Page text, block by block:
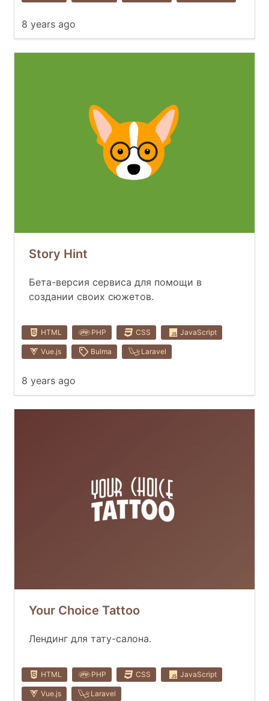
8 years ago
Story Hint
Бета-версия сервиса для помощи в
создании своих сюжетов.
HTML PHP CSS JavaScript
Vue.js Bulma Laravel
8 years ago
Your Choice Tattoo
Лендинг для тату-салона.
HTML PHP CSS JavaScript
Vue.js Laravel